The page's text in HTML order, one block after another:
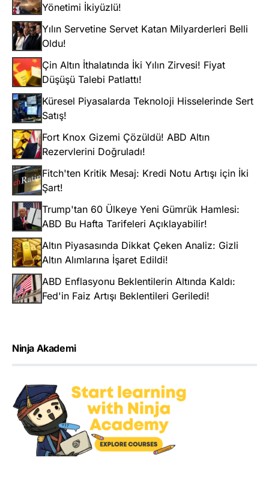
Yönetimi İkiyüzlü!
Yılın Servetine Servet Katan Milyarderleri Belli
Oldu!
Çin Altın İthalatında İki Yılın Zirvesi! Fiyat
Düşüşü Talebi Patlattı!
Küresel Piyasalarda Teknoloji Hisselerinde Sert
Satış!
Fort Knox Gizemi Çözüldü! ABD Altın
Rezervlerini Doğruladı!
Fitch'ten Kritik Mesaj: Kredi Notu Artışı için İki
Şart!
Trump'tan 60 Ülkeye Yeni Gümrük Hamlesi:
ABD Bu Hafta Tarifeleri Açıklayabilir!
Altın Piyasasında Dikkat Çeken Analiz: Gizli
Altın Alımlarına İşaret Edildi!
ABD Enflasyonu Beklentilerin Altında Kaldı:
Fed'in Faiz Artışı Beklentileri Geriledi!
Ninja Akademi